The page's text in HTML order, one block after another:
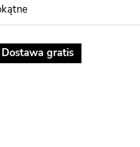
Dostawa gratis